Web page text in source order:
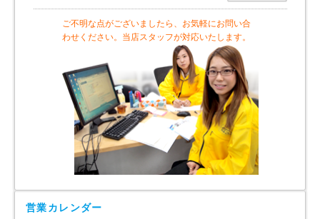
ご不明な点がございましたら、お気軽にお問い合
わせください。当店スタッフが対応いたします。
営業カレンダー